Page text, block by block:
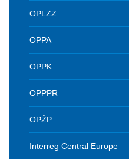
OPLZZ
OPPA
OPPK
OPPPR
OPŽP
Interreg Central Europe